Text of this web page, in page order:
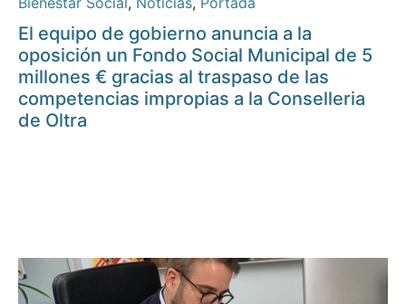
El equipo de gobierno anuncia a la
oposición un Fondo Social Municipal de 5
millones € gracias al traspaso de las
competencias impropias a la Conselleria
de Oltra